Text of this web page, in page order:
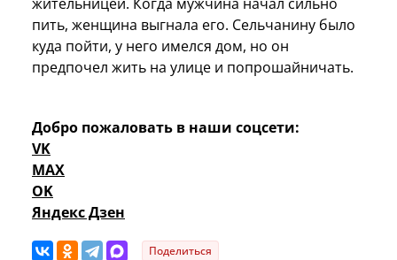
пить, женщина выгнала его. Сельчанину было
куда пойти, у него имелся дом, но он
предпочел жить на улице и попрошайничать.
Добро пожаловать в наши соцсети:
VK
MAX
OK
Яндекс Дзен
Поделиться